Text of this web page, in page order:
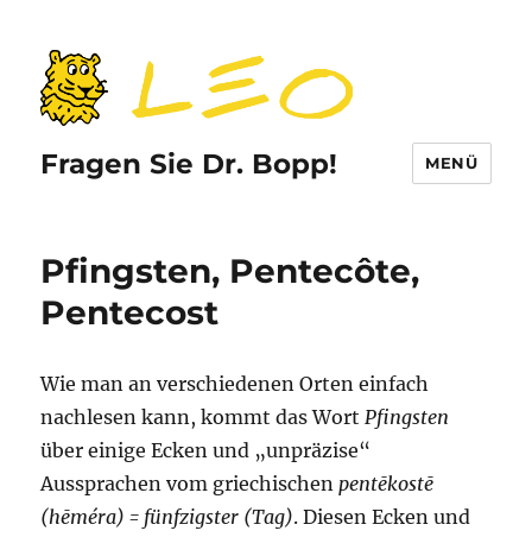
Fragen Sie Dr. Bopp! MENÜ
Pfingsten, Pentecôte,
Pentecost
Wie man an verschiedenen Orten einfach
nachlesen kann, kommt das WortPfingsten
über einige Ecken und „unpräzise“
Aussprachen vom griechischenpentēkostē
(hēméra) = fünfzigster (Tag). Diesen Ecken und